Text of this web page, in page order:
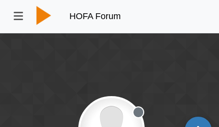
HOFA Forum
Offline